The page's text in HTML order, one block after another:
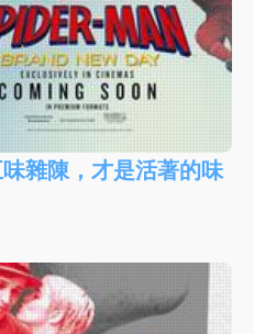
雜陳，才是活著的味